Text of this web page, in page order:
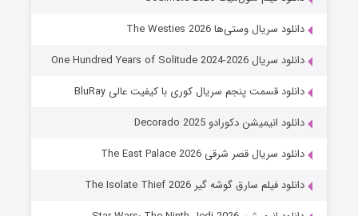
جادوگری در مغولستان
قسمت۱۴ (زیرنویس) منتشر شد
دانلود سریال وستی‌ها The Westies 2026
دانلود سریال One Hundred Years of Solitude 2024-2026
دانلود قسمت پنجم سریال کوری با کیفیت عالی BluRay
دانلود انیمیشن دکورادو Decorado 2025
دانلود سریال قصر شرقی The East Palace 2026
دانلود فیلم سارق گوشه گیر The Isolate Thief 2026